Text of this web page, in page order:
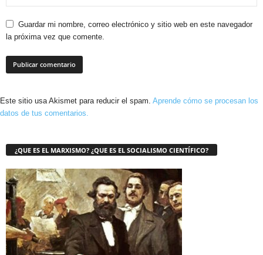
Guardar mi nombre, correo electrónico y sitio web en este navegador
la próxima vez que comente.
Este sitio usa Akismet para reducir el spam. Aprende cómo se procesan los
datos de tus comentarios.
¿QUE ES EL MARXISMO? ¿QUE ES EL SOCIALISMO CIENTÍFICO?